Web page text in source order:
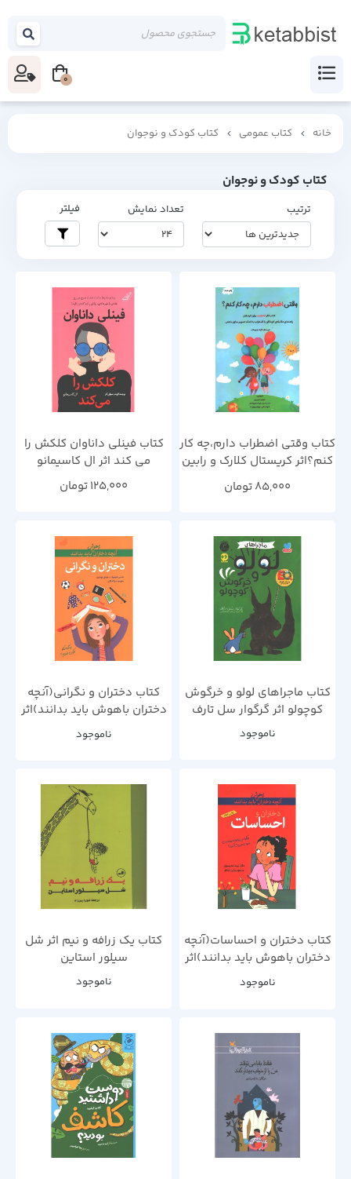
خانه کتاب عمومی کتاب کودک و نوجوان
کتاب کودک و نوجوان
ترتیب تعداد نمایش فیلتر
کتاب وقتی اضطراب دارم،چه کار
کنم؟اثر کریستال کلارک و رابین
التر
85,000تومان
کتاب فینلی داناوان کلکش را
می کند اثر ال کاسیمانو
125,000تومان
کتاب ماجراهای لولو و خرگوش
کوچولو اثر گرگوار سل تارف
ناموجود
کتاب دختران و نگرانی(آنچه
دختران باهوش باید بدانند)اثر
نانسی هولیوک و جودی
وودبرن
ناموجود
کتاب دختران و احساسات(آنچه
دختران باهوش باید بدانند)اثر
لیندا مدیسون
ناموجود
کتاب یک زرافه و نیم اثر شل
سیلور استاین
ناموجود
0